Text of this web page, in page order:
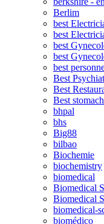
Berlim
best
best
best
best
best
Best
Best
Best
bhpal
bhs
Big88
bilbao
Biochemie
biochemistry
biomedical
Biomedical
Biomedical
biomedical-
biomédico